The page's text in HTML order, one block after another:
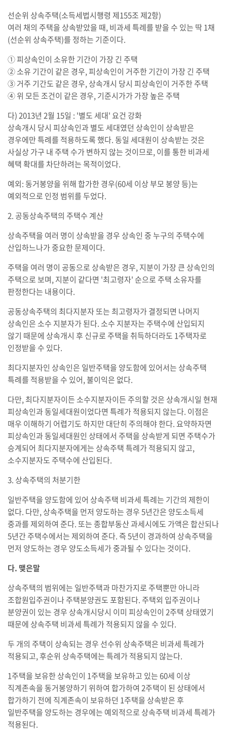
선순위 상속주택(소득세법시행령 제155조 제2항)
여러 채의 주택을 상속받았을 때, 비과세 특례를 받을 수 있는 딱 1채
(선순위 상속주택)를 정하는 기준이다.
① 피상속인이 소유한 기간이 가장 긴 주택
② 소유 기간이 같은 경우, 피상속인이 거주한 기간이 가장 긴 주택
③ 거주 기간도 같은 경우, 상속개시 당시 피상속인이 거주한 주택
④ 위 모든 조건이 같은 경우, 기준시가가 가장 높은 주택
다) 2013년 2월 15일 : '별도 세대' 요건 강화
상속개시 당시 피상속인과 별도 세대였던 상속인이 상속받은
경우에만 특례를 적용하도록 했다. 동일 세대원이 상속받는 것은
사실상 가구 내 주택 수가 변하지 않는 것이므로, 이를 통한 비과세
혜택 확대를 차단하려는 목적이었다.
예외: 동거봉양을 위해 합가한 경우(60세 이상 부모 봉양 등)는
예외적으로 인정 범위를 두었다.
2. 공동상속주택의 주택수 계산
상속주택을 여러 명이 상속받을 경우 상속인 중 누구의 주택수에
산입하느나가 중요한 문제이다.
주택을 여러 명이 공동으로 상속받은 경우, 지분이 가장 큰 상속인의
주택으로 보며, 지분이 같다면 '최고령자' 순으로 주택 소유자를
판정한다는 내용이다.
공동상속주택의 최다지분자 또는 최고령자가 결정되면 나머지
상속인은 소수 지분자가 된다. 소수 지분자는 주택수에 산입되지
않기 때문에 상속개시 후 신규로 주택을 취득하더라도 1주택자로
인정받을 수 있다.
최다지분자인 상속인은 일반주택을 양도함에 있어서는 상속주택
특례를 적용받을 수 있어, 불이익은 없다.
다만, 최다지분자이든 소수지분자이든 주의할 것은 상속개시일 현재
피상속인과 동일세대원이었다면 특례가 적용되지 않는다. 이점은
매우 이해하기 어렵기도 하지만 대단히 주의해야 한다. 요약하자면
피상속인과 동일세대원인 상태에서 주택을 상속받게 되면 주택수가
승계되어 최다지분자에게는 상속주택 특례가 적용되지 않고,
소수지분자도 주택수에 산입된다.
3. 상속주택의 처분기한
일반주택을 양도함에 있어 상속주택 비과세 특례는 기간의 제한이
없다. 다만, 상속주택을 먼저 양도하는 경우 5년간은 양도소득세
중과를 제외하여 준다. 또는 종합부동산 과세시에도 가액은 합산되나
5년간 주택수에서는 제외하여 준다. 즉 5년이 경과하여 상속주택을
먼저 양도하는 경우 양도소득세가 중과될 수 있다는 것이다.
다. 맺은말
상속주택의 범위에는 일반주택과 마찬가지로 주택뿐만 아니라
조합원입주권이나 주택분양권도 포함된다. 주택외 입주권이나
분양권이 있는 경우 상속개시당시 이미 피상속인이 2주택 상태였기
때문에 상속주택 비과세 특례가 적용되지 않을 수 있다.
두 개의 주택이 상속되는 경우 선수위 상속주택은 비과세 특례가
적용되고, 후순위 상속주택에는 특례가 적용되지 않는다.
1주택을 보유한 상속인이 1주택을 보유하고 있는 60세 이상
직계존속을 동거봉양하기 위하여 합가하여 2주택이 된 상태에서
합가하기 전에 직계존속이 보유하던 1주택을 상속받은 후
일반주택을 양도하는 경우에는 예외적으로 상속주택 비과세 특례가
적용된다.